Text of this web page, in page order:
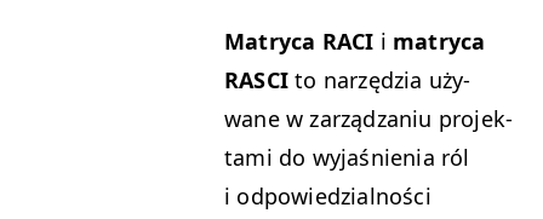
Matryca RACI i matryca
RAS­CI to narzędzia uży­
wane w zarządza­niu pro­jek­
ta­mi do wyjaśnienia ról
i odpowiedzial­noś­ci